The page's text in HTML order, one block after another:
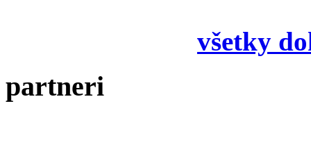
všetky
partneri